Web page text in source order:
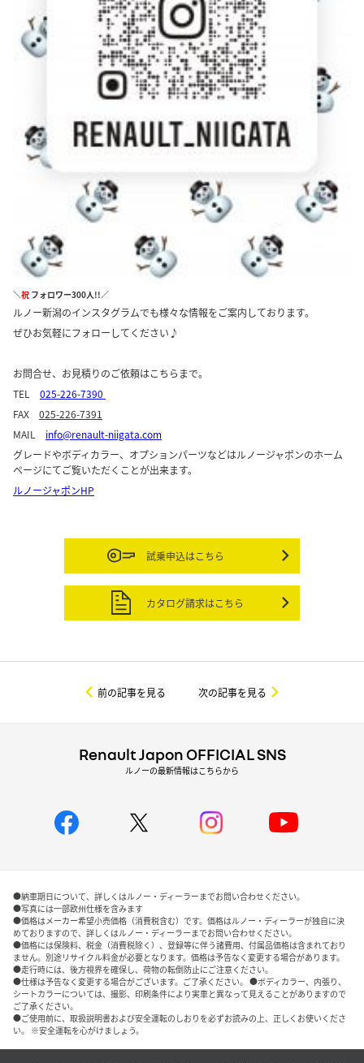
＼祝 フォロワー300人!!／
ルノー新潟のインスタグラムでも様々な情報をご案内しております。
ぜひお気軽にフォローしてください♪
お問合せ、お見積りのご依頼はこちらまで。
TEL 025-226-7390
FAX 025-226-7391
MAIL info@renault-niigata.com
グレードやボディカラー、オプションパーツなどはルノージャポンのホーム
ページにてご覧いただくことが出来ます。
ルノージャポンHP
試乗申込はこちら
カタログ請求はこちら
前の記事を見る 次の記事を見る
Renault Japon OFFICIAL SNS
ルノーの最新情報はこちらから
●納車期日について、詳しくはルノー・ディーラーまでお問い合わせください。
●写真には一部欧州仕様を含みます
●価格はメーカー希望小売価格（消費税含む）です。価格はルノー・ディーラーが独自に決
めておりますので、詳しくはルノー・ディーラーまでお問い合わせください。
●価格には保険料、税金（消費税除く）、登録等に伴う諸費用、付属品価格は含まれており
ません。別途リサイクル料金が必要となります。価格は予告なく変更する場合があります。
●走行時には、後方視界を確保し、荷物の転倒防止にご注意ください。
●仕様は予告なく変更する場合がございます。ご了承ください。 ●ボディカラー、内張り、
シートカラーについては、撮影、印刷条件により実車と異なって見えることがありますので
ご了承ください。
●ご使用前に、取扱説明書および安全運転のしおりを必ずお読みの上、正しくお使いくださ
い。 ※安全運転を心がけましょう。